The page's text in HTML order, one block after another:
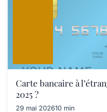
Carte bancaire à
2025 ?
29 mai 202610 min